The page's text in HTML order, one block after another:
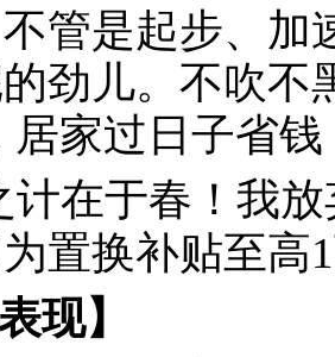
管是起步、加
劲儿。不吹不
居家过日子省
现】